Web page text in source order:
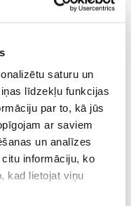
saturu un
līdzekļu funkcijas
par to, kā jūs
ar saviem
un analīzes
informāciju, ko
kad lietojat viņu
Gold - saudzīgs
mazuļa attīstībai
laikā
12:53